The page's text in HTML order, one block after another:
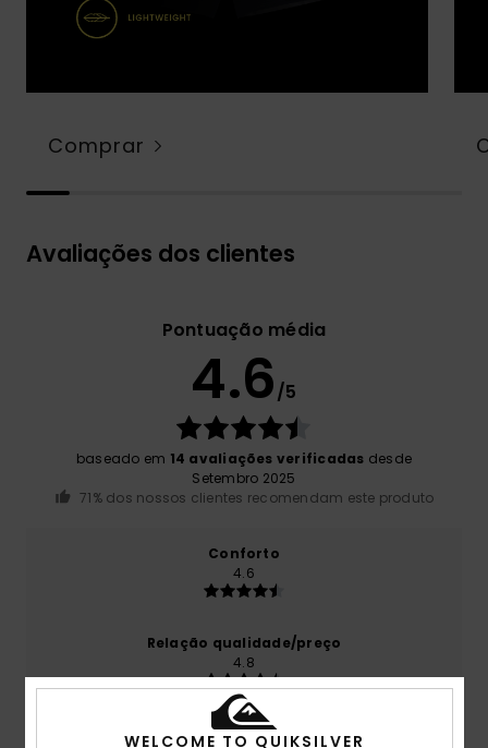
Comprar
Avaliações dos clientes
Pontuação média
4.6/5
baseado em 14 avaliações verificadas desde
Setembro 2025
71% dos nossos clientes recomendam este produto
Conforto
4.6
Relação qualidade/preço
4.8
Tamanho
Material
WELCOME TO QUIKSILVER